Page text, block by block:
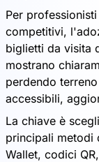
Per
competitivi,
biglietti da visita
mostrano
perdendo
accessibili,
La chiave è
principali metodi
Wallet, codici